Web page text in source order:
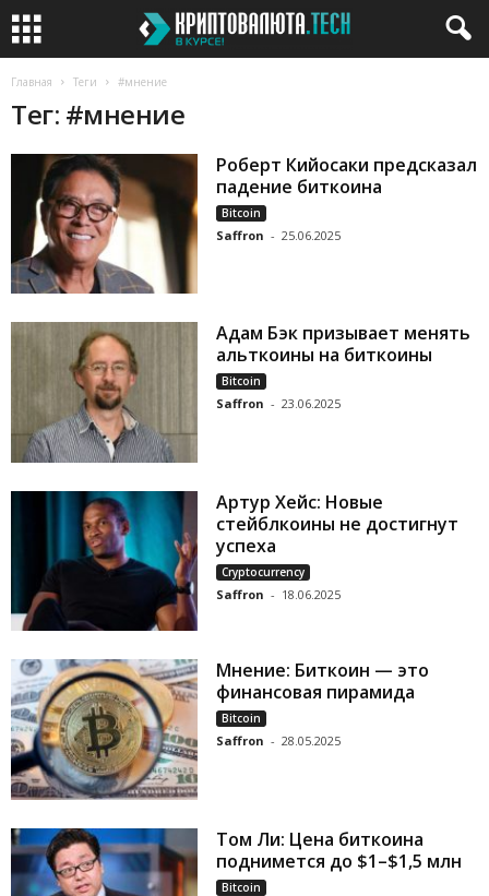
Главная Теги #мнение
Тег: #мнение
Роберт Кийосаки предсказал
падение биткоина
Bitcoin
Saffron - 25.06.2025
Адам Бэк призывает менять
альткоины на биткоины
Bitcoin
Saffron - 23.06.2025
Артур Хейс: Новые
стейблкоины не достигнут
успеха
Cryptocurrency
Saffron - 18.06.2025
Мнение: Биткоин — это
финансовая пирамида
Bitcoin
Saffron - 28.05.2025
Том Ли: Цена биткоина
поднимется до $1–$1,5 млн
Bitcoin